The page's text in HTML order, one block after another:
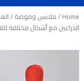
Home
/ملابس وموضة /
الذراعين مع أشكال مختلفة